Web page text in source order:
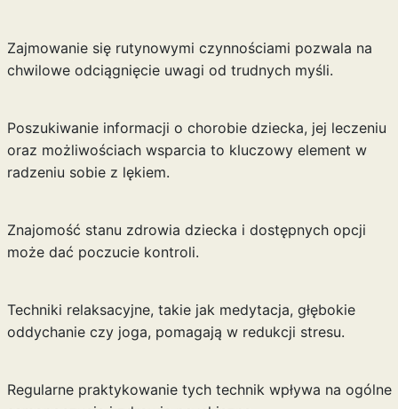
Zajmowanie się rutynowymi czynnościami pozwala na
chwilowe odciągnięcie uwagi od trudnych myśli.
Poszukiwanie informacji o chorobie dziecka, jej leczeniu
oraz możliwościach wsparcia to kluczowy element w
radzeniu sobie z lękiem.
Znajomość stanu zdrowia dziecka i dostępnych opcji
może dać poczucie kontroli.
Techniki relaksacyjne, takie jak medytacja, głębokie
oddychanie czy joga, pomagają w redukcji stresu.
Regularne praktykowanie tych technik wpływa na ogólne